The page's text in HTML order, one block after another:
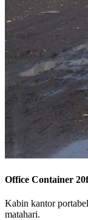
Office Container
Kabin kantor
matahari.